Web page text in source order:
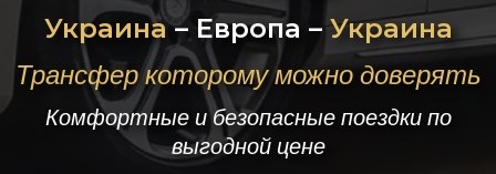
Украина– Европа – Украина
Трансфер которому можно доверять
Комфортные и безопасные поездки по
выгодной цене